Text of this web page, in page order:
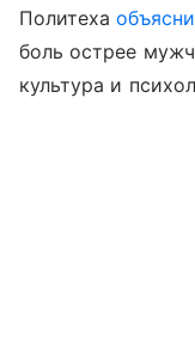
Политеха
боль острее
культура и